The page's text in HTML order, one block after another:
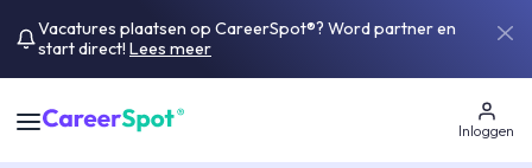
Vacatures plaatsen op CareerSpot®? Word partner en
start direct! Lees meer
Inloggen